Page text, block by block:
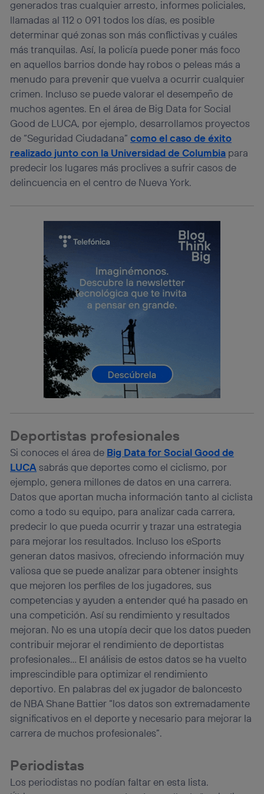
generados tras cualquier arresto, informes policiales,
llamadas al 112 o 091 todos los días, es posible
determinar qué zonas son más conflictivas y cuáles
más tranquilas. Así, la policía puede poner más foco
en aquellos barrios donde hay robos o peleas más a
menudo para prevenir que vuelva a ocurrir cualquier
crimen. Incluso se puede valorar el desempeño de
muchos agentes. En el área de Big Data for Social
Good de LUCA, por ejemplo, desarrollamos proyectos
de “Seguridad Ciudadana”como el caso de éxito
realizado junto con la Universidad de Columbia para
predecir los lugares más proclives a sufrir casos de
delincuencia en el centro de Nueva York.
Deportistas profesionales
Si conoces el área de Big Data for Social Good de
LUCA sabrás que deportes como el ciclismo, por
ejemplo, genera millones de datos en una carrera.
Datos que aportan mucha información tanto al ciclista
como a todo su equipo, para analizar cada carrera,
predecir lo que pueda ocurrir y trazar una estrategia
para mejorar los resultados. Incluso los eSports
generan datos masivos, ofreciendo información muy
valiosa que se puede analizar para obtener insights
que mejoren los perfiles de los jugadores, sus
competencias y ayuden a entender qué ha pasado en
una competición. Así su rendimiento y resultados
mejoran. No es una utopía decir que los datos pueden
contribuir mejorar el rendimiento de deportistas
profesionales… El análisis de estos datos se ha vuelto
imprescindible para optimizar el rendimiento
deportivo. En palabras del ex jugador de baloncesto
de NBA Shane Battier “los datos son extremadamente
significativos en el deporte y necesario para mejorar la
carrera de muchos profesionales”.
Periodistas
Los periodistas no podían faltar en esta lista.
telecomunicaciones vinculada a la conexión que utilizas
(p. ej., número de teléfono móvil).
Este identificador se asigna a la conexión de internet, por
lo que cualquier persona que conecte su dispositivo y
consienta el uso de la tecnología recibirá el mismo
identificador. Típicamente:
Si utilizas una
conexión de banda ancha
(p. ej., Wi-Fi),
el marketing o análisis se realizará en función de las
actividades de navegación de los miembros del hogar
que hayan dado su consentimiento.
Si utilizasdatos móviles, el marketing será más
personalizado, ya que se basará únicamente en la
navegación del usuario del móvil.
Puedes gestionar los consentimientos Utiq seleccionando
“Administrar Utiq” en la parte inferior de esta página web o
(“consenthub”). Para más información, consulta
política de privacidad de Utiq.